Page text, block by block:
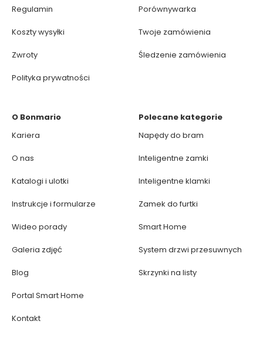
Regulamin
Koszty wysyłki
Zwroty
Polityka prywatności
Porównywarka
Twoje zamówienia
Śledzenie zamówienia
O Bonmario
Kariera
O nas
Katalogi i ulotki
Instrukcje i formularze
Wideo porady
Galeria zdjęć
Blog
Portal Smart Home
Kontakt
Polecane kategorie
Napędy do bram
Inteligentne zamki
Inteligentne klamki
Zamek do furtki
Smart Home
System drzwi przesuwnych
Skrzynki na listy